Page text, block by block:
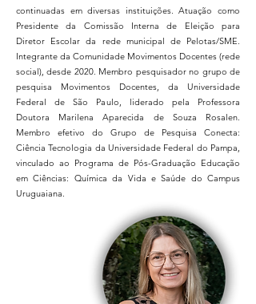
continuadas em diversas instituições. Atuação como
Presidente da Comissão Interna de Eleição para
Diretor Escolar da rede municipal de Pelotas/SME.
Integrante da Comunidade Movimentos Docentes (rede
social), desde 2020. Membro pesquisador no grupo de
pesquisa Movimentos Docentes, da Universidade
Federal de São Paulo, liderado pela Professora
Doutora Marilena Aparecida de Souza Rosalen.
Membro efetivo do Grupo de Pesquisa Conecta:
Ciência Tecnologia da Universidade Federal do Pampa,
vinculado ao Programa de Pós-Graduação Educação
em Ciências: Química da Vida e Saúde do Campus
Uruguaiana.